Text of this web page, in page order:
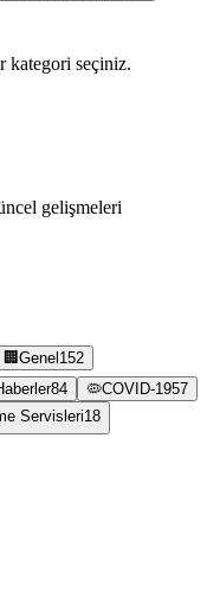
kategori seçiniz.
gelişmeleri
🏢 Genel 152
84 🦠COVID-1957
Servisleri18